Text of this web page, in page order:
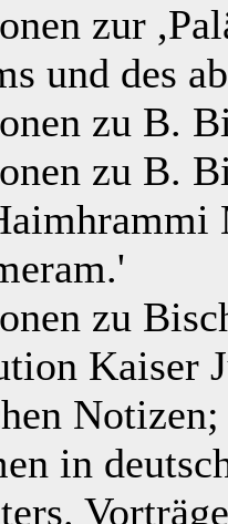
zur
und des
zu B.
zu B.
zu
Kaiser
in